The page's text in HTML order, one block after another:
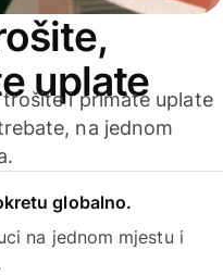
uplate
i primate uplate
na jednom
globalno.
na jednom mjestu i